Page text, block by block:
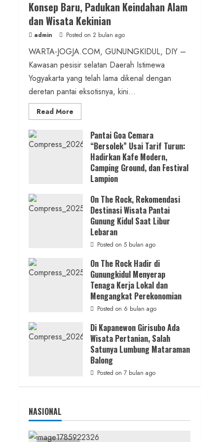
Kalurahan Mandiri Budaya
admin Posted on 15 jam ago
2 MIN READ
Berita KUA Semugih, DIY
Keutamaan Sholawat dan Kunci
Hidup Tenang Jadi Materi Utama
Pengajian Aparat Margosari
Posted on 16 jam ago
Kebakaran Hanguskan Kantin dan
Gudang SD Negeri 1 Jerukan, Polsek
Juwangi Lakukan Olah TKP
Posted on 23 jam ago
Konsep Baru, Padukan Keindahan Alam
dan Wisata Kekinian
admin Posted on 2 bulan ago
WARTA-JOGJA.COM, GUNUNGKIDUL, DIY –
Kawasan pesisir selatan Daerah Istimewa
Yogyakarta yang telah lama dikenal dengan
deretan pantai eksotisnya, kini...
Read More
more
THE
ROCK
Gunungkidul
Hadirkan
Konsep
Padukan
Wisata
Kekinian
Pantai Goa Cemara
“Bersolek” Usai Tarif Turun:
Hadirkan Kafe Modern,
Camping Ground, dan Festival
Lampion
On The Rock, Rekomendasi
Destinasi Wisata Pantai
Gunung Kidul Saat Libur
Lebaran
Posted on 5 bulan ago
On The Rock Hadir di
Gunungkidul Menyerap
Tenaga Kerja Lokal dan
Mengangkat Perekonomian
Posted on 6 bulan ago
Di Kapanewon Girisubo Ada
Wisata Pertanian, Salah
Satunya Lumbung Mataraman
Balong
Posted on 7 bulan ago
NASIONAL